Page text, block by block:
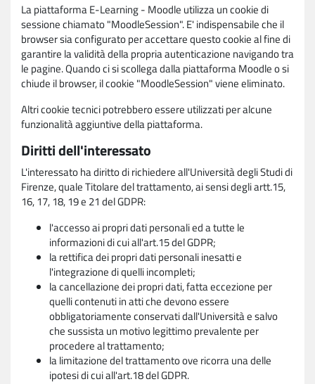
La piattaforma E-Learning - Moodle utilizza un cookie di
sessione chiamato "MoodleSession". E' indispensabile che il
browser sia configurato per accettare questo cookie al fine di
garantire la validità della propria autenticazione navigando tra
le pagine. Quando ci si scollega dalla piattaforma Moodle o si
chiude il browser, il cookie "MoodleSession" viene eliminato.
Altri cookie tecnici potrebbero essere utilizzati per alcune
funzionalità aggiuntive della piattaforma.
Diritti dell'interessato
L'interessato ha diritto di richiedere all'Università degli Studi di
Firenze, quale Titolare del trattamento, ai sensi degli artt.15,
16, 17, 18, 19 e 21 del GDPR:
l'accesso ai propri dati personali ed a tutte le
informazioni di cui all'art.15 del GDPR;
la rettifica dei propri dati personali inesatti e
l'integrazione di quelli incompleti;
la cancellazione dei propri dati, fatta eccezione per
quelli contenuti in atti che devono essere
obbligatoriamente conservati dall'Università e salvo
che sussista un motivo legittimo prevalente per
procedere al trattamento;
la limitazione del trattamento ove ricorra una delle
ipotesi di cui all'art.18 del GDPR.